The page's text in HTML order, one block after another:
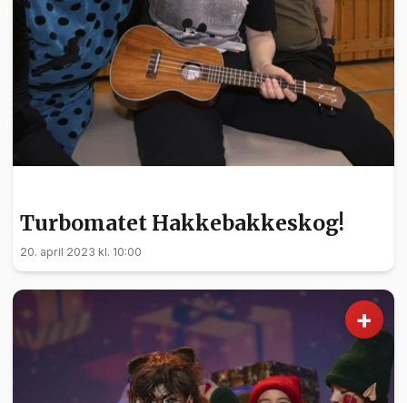
Turbomatet Hakkebakkeskog!
20. april 2023 kl. 10:00
+